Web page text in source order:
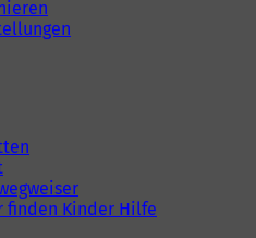
finden Kinder Hilfe